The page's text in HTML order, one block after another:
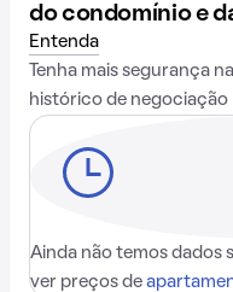
do condomínio e
Entenda
Tenha mais segurança
histórico de negociação
Ainda não temos dados
ver preços de